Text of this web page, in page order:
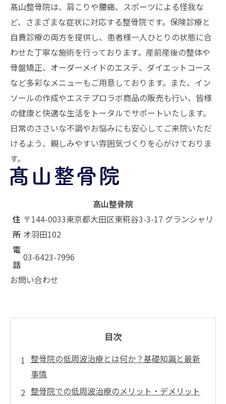
髙山整骨院は、肩こりや腰痛、スポーツによる怪我な
ど、さまざまな症状に対応する整骨院です。保険診療と
自費診療の両方を提供し、患者様一人ひとりの状態に合
わせた丁寧な施術を行っております。産前産後の整体や
骨盤矯正、オーダーメイドのエステ、ダイエットコース
など多彩なメニューもご用意しております。また、イン
ソールの作成やエステプロラボ商品の販売も行い、皆様
の健康と快適な生活をトータルでサポートいたします。
日常のささいな不調やお悩みにも安心してご来院いただ
けるよう、親しみやすい雰囲気づくりを心がけておりま
す。
髙山整骨院
住
所
〒144-0033東京都大田区東糀谷3-3-17 グランシャリ
オ羽田102
電
話
03-6423-7996
お問い合わせ
目次
整骨院の低周波治療とは何か？基礎知識と最新
事情
整骨院での低周波治療のメリット・デメリット